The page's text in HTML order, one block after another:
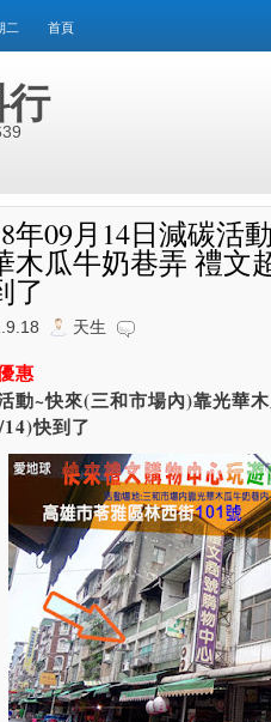
二 首頁
行
年09月14日減碳活
木瓜牛奶巷弄 禮文
了
天生
惠
動~快來(三和市場內)靠光華
14)快到了